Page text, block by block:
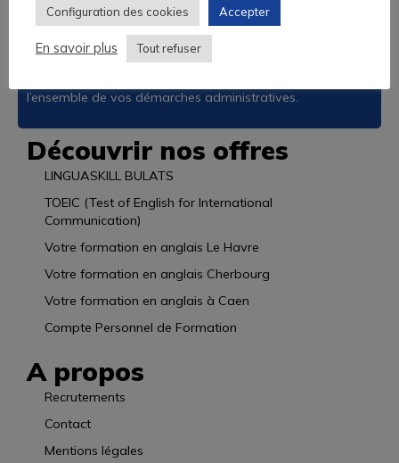
Travailleurs Non Salariés, et autres financements
possibles.
L’Académie des Langues vous propose un audit
l’ensemble de vos démarches administratives.
Découvrir nos offres
LINGUASKILL BULATS
TOEIC (Test of English for International
Communication)
Votre formation en anglais Le Havre
Votre formation en anglais Cherbourg
Votre formation en anglais à Caen
Compte Personnel de Formation
A propos
Recrutements
Contact
Mentions légales
Configuration des cookies Accepter
En savoir plus Tout refuser